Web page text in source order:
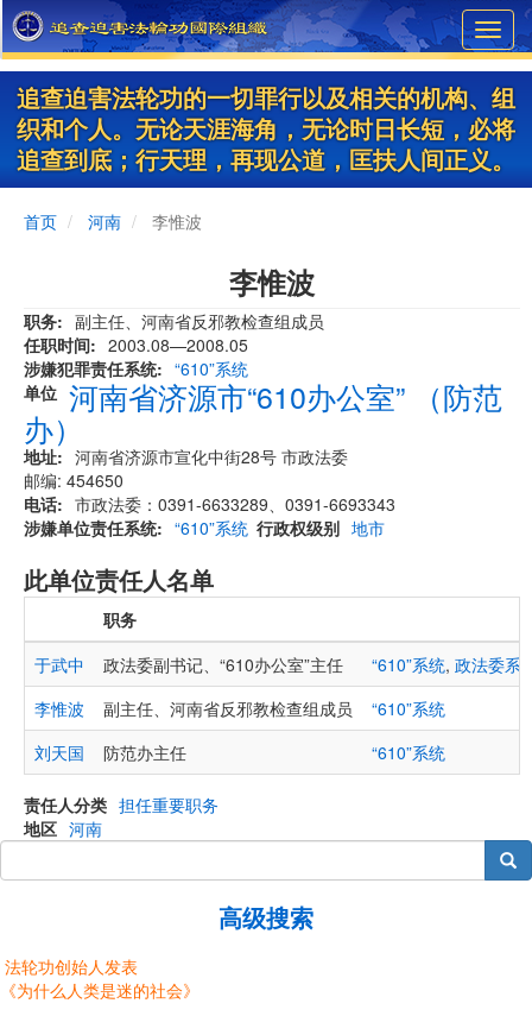
Skip
to
main
content
追查迫害法轮功的一切罪行以及相关的机构、组
织和个人。无论天涯海角，无论时日长短，必将
追查到底；行天理，再现公道，匡扶人间正义。
首页 河南 李惟波
李惟波
职务
副主任、河南省反邪教检查组成员
任职时间
2003.08—2008.05
涉嫌犯罪责任系统
“610”系统
单位 河南省济源市“610办公室” （防范
办）
地址
河南省济源市宣化中街28号 市政法委
邮编: 454650
电话
市政法委：0391-6633289、0391-6693343
涉嫌单位责任系统
“610”系统 行政权级别 地市
此单位责任人名单
职务
于武中
政法委副书记、“610办公室”主任 “610”系统, 政法委系
李惟波
副主任、河南省反邪教检查组成员
“610”系统
刘天国
防范办主任 “610”系统
责任人分类 担任重要职务
地区 河南
搜索
高级搜索
法轮功创始人发表
《为什么人类是迷的社会》